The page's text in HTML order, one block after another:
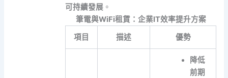
可持續發展 。
筆電與WiFi租賃：企業IT效率提升方案
項目
描述 優勢
降低
前期